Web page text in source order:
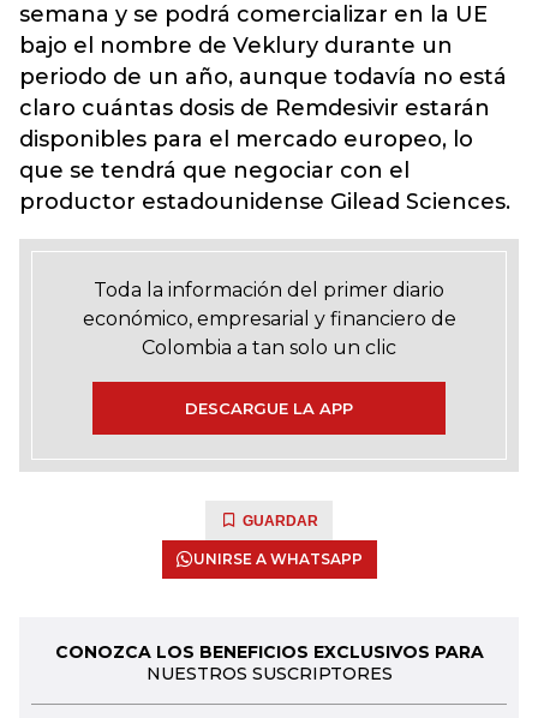
semana y se podrá comercializar en la UE
bajo el nombre de Veklury durante un
periodo de un año, aunque todavía no está
claro cuántas dosis de Remdesivir estarán
disponibles para el mercado europeo, lo
que se tendrá que negociar con el
productor estadounidense Gilead Sciences.
Toda la información del primer diario
económico, empresarial y financiero de
Colombia a tan solo un clic
DESCARGUE LA APP
GUARDAR
UNIRSE A WHATSAPP
CONOZCA LOS BENEFICIOS EXCLUSIVOS PARA
NUESTROS SUSCRIPTORES